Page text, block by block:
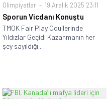
Olimpiyatlar 19 Aralık 2025 23:11
Sporun Vicdanı Konuştu
TMOK Fair Play Ödüllerinde
Yıldızlar Geçidi Kazanmanın her
şey sayıldığı...